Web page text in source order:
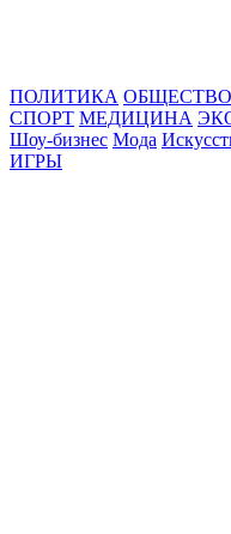
ПОЛИТИКА ОБЩЕСТВО
СПОРТ МЕДИЦИНА
Шоу-бизнес Мода
ИГРЫ